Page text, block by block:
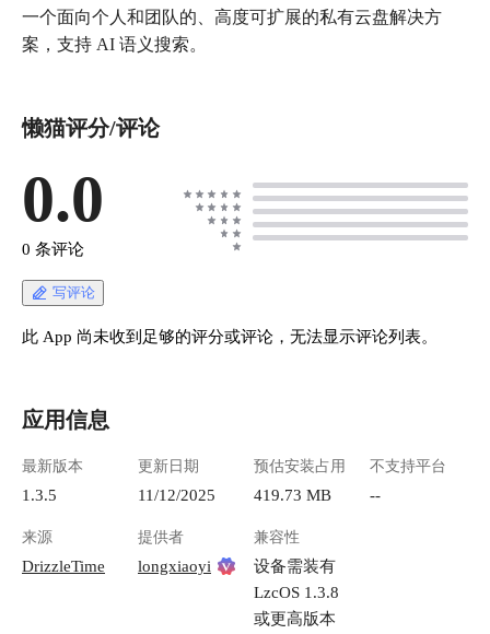
一个面向个人和团队的、高度可扩展的私有云盘解决方
案，支持 AI 语义搜索。
懒猫评分/评论
0.0
0 条评论
写评论
此 App 尚未收到足够的评分或评论，无法显示评论列表。
应用信息
最新版本
1.3.5
更新日期
11/12/2025
预估安装占用
419.73 MB
不支持平台
--
来源
DrizzleTime
提供者
longxiaoyi
兼容性
设备需装有
LzcOS 1.3.8
或更高版本